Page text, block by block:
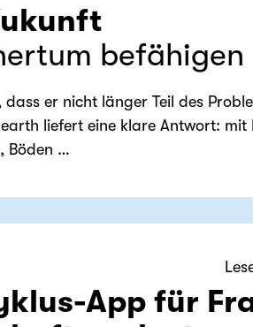
befähigen
er nicht länger Teil des
liefert eine klare Antwort:
Böden …
App für